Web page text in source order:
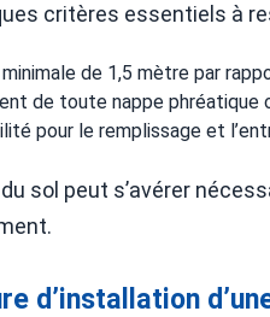
critères essentiels à
de 1,5 mètre par
de toute nappe phréatique
pour le remplissage et
sol peut s’avérer
d’installation